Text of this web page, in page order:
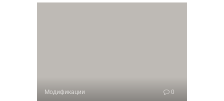
Модификации 0